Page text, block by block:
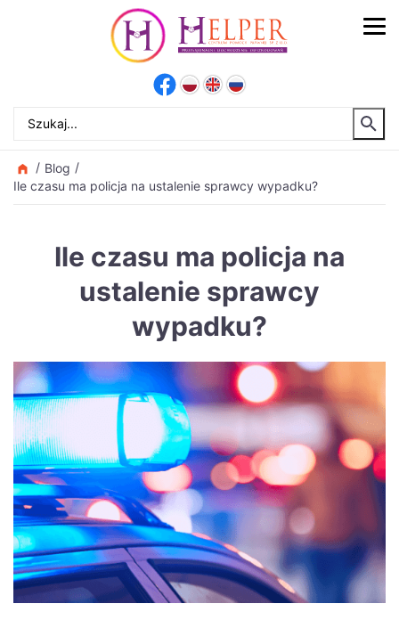
Blog
Ile czasu ma policja na ustalenie sprawcy wypadku?
Ile czasu ma policja na
ustalenie sprawcy
wypadku?